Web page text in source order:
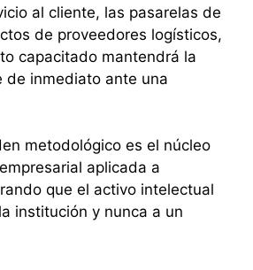
al cliente, las pasarelas de
de proveedores logísticos,
capacitado mantendrá la
de inmediato ante una
metodológico es el núcleo
aplicada a
que el activo intelectual
institución y nunca a un